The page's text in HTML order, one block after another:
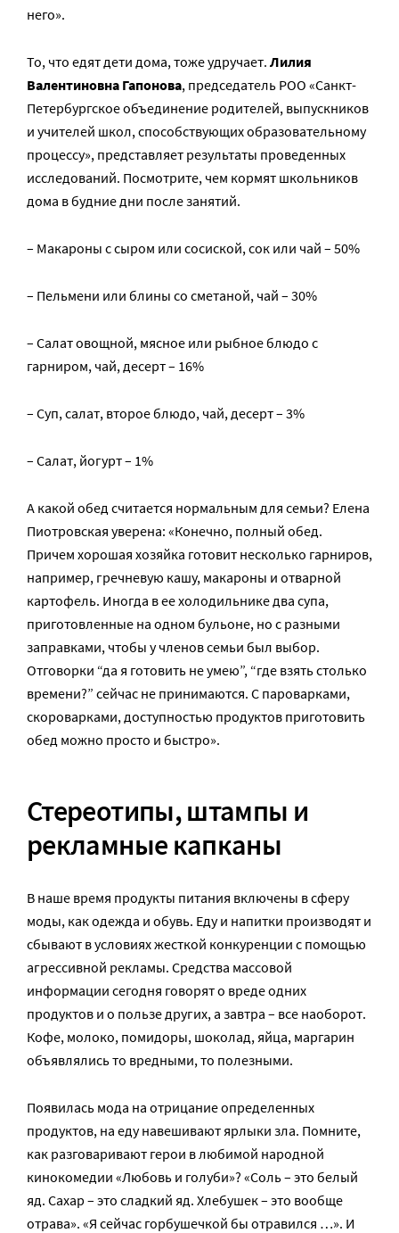
него».
То, что едят дети дома, тоже удручает. Лилия
Валентиновна Гапонова, председатель РОО «Санкт-
Петербургское объединение родителей, выпускников
и учителей школ, способствующих образовательному
процессу», представляет результаты проведенных
исследований. Посмотрите, чем кормят школьников
дома в будние дни после занятий.
– Макароны с сыром или сосиской, сок или чай – 50%
– Пельмени или блины со сметаной, чай – 30%
– Салат овощной, мясное или рыбное блюдо с
гарниром, чай, десерт – 16%
– Суп, салат, второе блюдо, чай, десерт – 3%
– Салат, йогурт – 1%
А какой обед считается нормальным для семьи? Елена
Пиотровская уверена: «Конечно, полный обед.
Причем хорошая хозяйка готовит несколько гарниров,
например, гречневую кашу, макароны и отварной
картофель. Иногда в ее холодильнике два супа,
приготовленные на одном бульоне, но с разными
заправками, чтобы у членов семьи был выбор.
Отговорки “да я готовить не умею”, “где взять столько
времени?” сейчас не принимаются. С пароварками,
скороварками, доступностью продуктов приготовить
обед можно просто и быстро».
Стереотипы, штампы и
рекламные капканы
В наше время продукты питания включены в сферу
моды, как одежда и обувь. Еду и напитки производят и
сбывают в условиях жесткой конкуренции с помощью
агрессивной рекламы. Средства массовой
информации сегодня говорят о вреде одних
продуктов и о пользе других, а завтра – все наоборот.
Кофе, молоко, помидоры, шоколад, яйца, маргарин
объявлялись то вредными, то полезными.
Появилась мода на отрицание определенных
продуктов, на еду навешивают ярлыки зла. Помните,
как разговаривают герои в любимой народной
кинокомедии «Любовь и голуби»? «Соль – это белый
яд. Сахар – это сладкий яд. Хлебушек – это вообще
отрава». «Я сейчас горбушечкой бы отравился …». И